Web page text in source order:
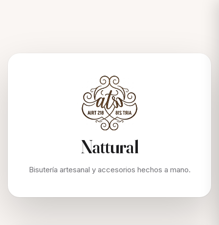
Nattural
Bisutería artesanal y accesorios hechos a mano.